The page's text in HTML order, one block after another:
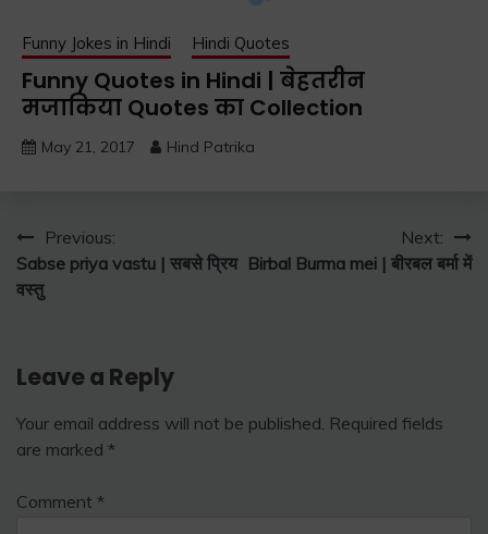
Funny Jokes in Hindi Hindi Quotes
Funny Quotes in Hindi | बेहतरीन
मजाकिया Quotes का Collection
May 21, 2017 Hind Patrika
Post
navigation
Previous:
Sabse priya vastu | सबसे प्रिय
वस्तु
Next:
Birbal Burma mei | बीरबल बर्मा में
Leave a Reply
Your email address will not be published. Required fields
are marked *
Comment *